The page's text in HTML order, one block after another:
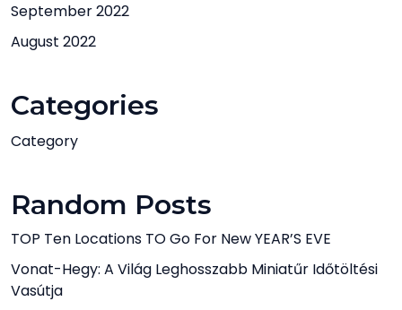
September 2022
August 2022
Categories
Category
Random Posts
TOP Ten Locations TO Go For New YEAR’S EVE
Vonat-Hegy: A Világ Leghosszabb Miniatűr Időtöltési
Vasútja